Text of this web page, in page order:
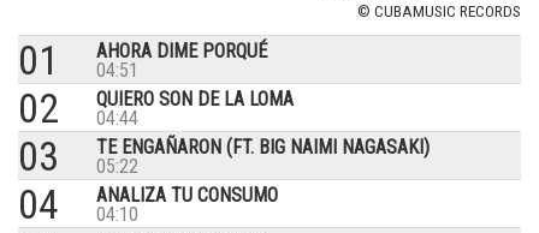
© CUBAMUSIC RECORDS
01
AHORA DIME PORQUÉ
04:51
02
QUIERO SON DE LA LOMA
04:44
03
TE ENGAÑARON (FT. BIG NAIMI NAGASAKI)
05:22
04
ANALIZA TU CONSUMO
04:10